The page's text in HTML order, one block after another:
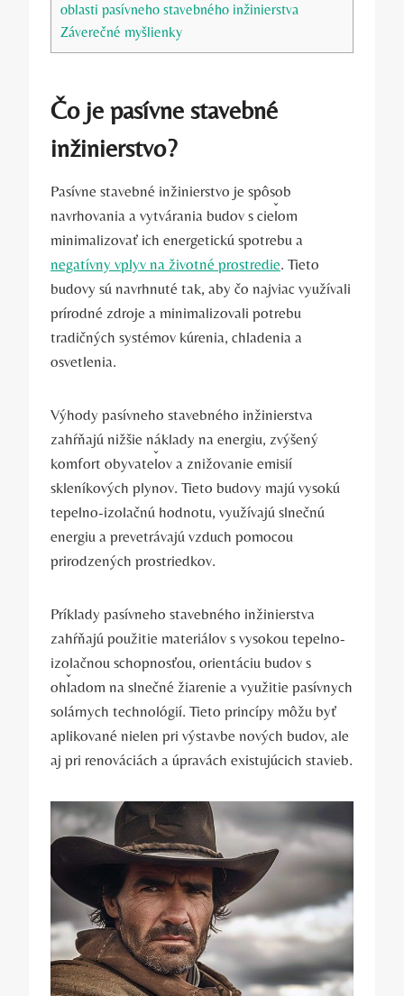
oblasti pasívneho stavebného inžinierstva
Záverečné myšlienky
Čo je pasívne stavebné
inžinierstvo?
Pasívne stavebné inžinierstvo je spôsob
navrhovania a vytvárania budov s cieľom
minimalizovať ich energetickú spotrebu a
negatívny vplyv na životné prostredie. Tieto
budovy sú navrhnuté tak, aby čo najviac využívali
prírodné zdroje a minimalizovali potrebu
tradičných systémov kúrenia, chladenia a
osvetlenia.
Výhody pasívneho stavebného inžinierstva
zahŕňajú nižšie náklady na energiu, zvýšený
komfort obyvateľov a znižovanie emisií
skleníkových plynov. Tieto budovy majú vysokú
tepelno-izolačnú hodnotu, využívajú slnečnú
energiu a prevetrávajú vzduch pomocou
prirodzených prostriedkov.
Príklady pasívneho stavebného inžinierstva
zahŕňajú použitie materiálov s vysokou tepelno-
izolačnou schopnosťou, orientáciu budov s
ohľadom na slnečné žiarenie a využitie pasívnych
solárnych technológií. Tieto princípy môžu byť
aplikované nielen pri výstavbe nových budov, ale
aj pri renováciách a úpravách existujúcich stavieb.